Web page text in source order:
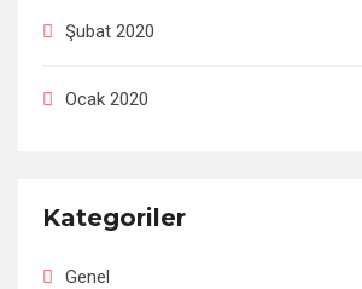
Şubat 2020
Ocak 2020
Kategoriler
Genel